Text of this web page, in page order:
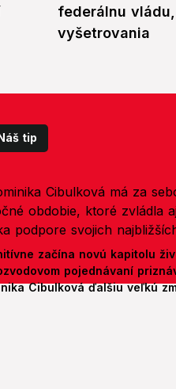
federálnu
vyšetrovania
tip
začína novú kapitolu
pojednávaní
Cibulková ďalšiu veľkú